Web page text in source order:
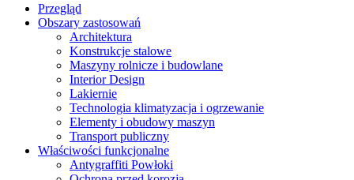
Przegląd
Obszary zastosowań
Architektura
Konstrukcje stalowe
Maszyny rolnicze i budowlane
Interior Design
Lakiernie
Technologia klimatyzacja i ogrzewanie
Elementy i obudowy maszyn
Transport publiczny
Właściwości funkcjonalne
Antygraffiti Powłoki